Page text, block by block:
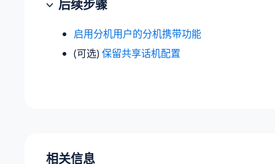
后续步骤
启用分机用户的分机携带功能
(可选) 保留共享话机配置
相关信息